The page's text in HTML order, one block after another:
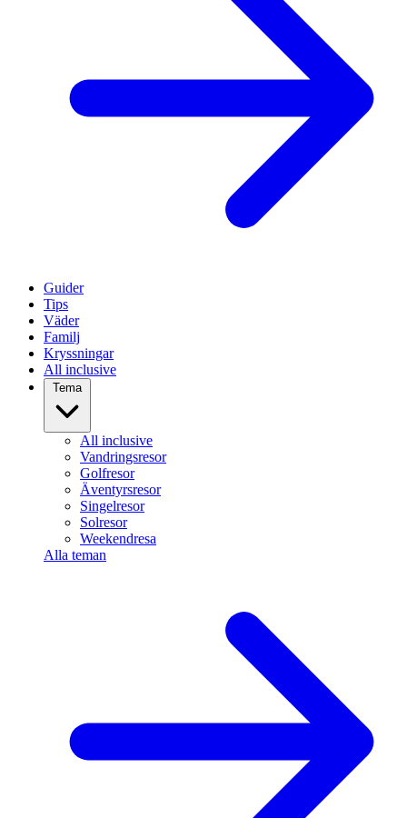
Guider
Tips
Väder
Familj
Kryssningar
All inclusive
Tema
All inclusive
Vandringsresor
Golfresor
Äventyrsresor
Singelresor
Solresor
Weekendresa
Alla teman